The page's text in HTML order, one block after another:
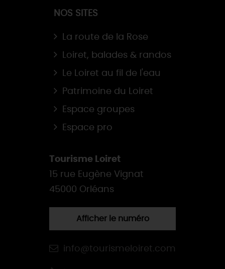
NOS SITES
La route de la Rose
Loiret, balades & randos
Le Loiret au fil de l'eau
Patrimoine du Loiret
Espace groupes
Espace pro
Tourisme Loiret
15 rue Eugène Vignat
45000 Orléans
Afficher le numéro
info@tourismeloiret.com